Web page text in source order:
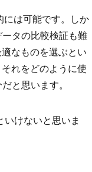
は可能です。しか
タの比較検証も難
なものを選ぶとい
れをどのように使
と思います。
けないと思いま